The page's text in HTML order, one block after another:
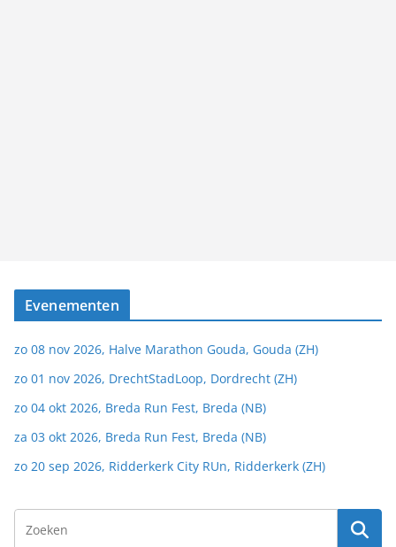
Evenementen
zo 08 nov 2026, Halve Marathon Gouda, Gouda (ZH)
zo 01 nov 2026, DrechtStadLoop, Dordrecht (ZH)
zo 04 okt 2026, Breda Run Fest, Breda (NB)
za 03 okt 2026, Breda Run Fest, Breda (NB)
zo 20 sep 2026, Ridderkerk City RUn, Ridderkerk (ZH)